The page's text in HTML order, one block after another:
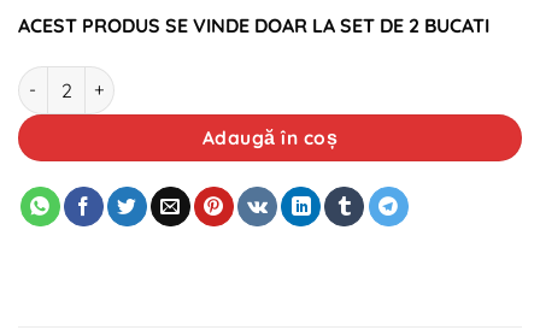
ACEST PRODUS SE VINDE DOAR LA SET DE 2 BUCATI
Cantitate Disc frana fata Brembo 09.5745.76
Adaugă în coș